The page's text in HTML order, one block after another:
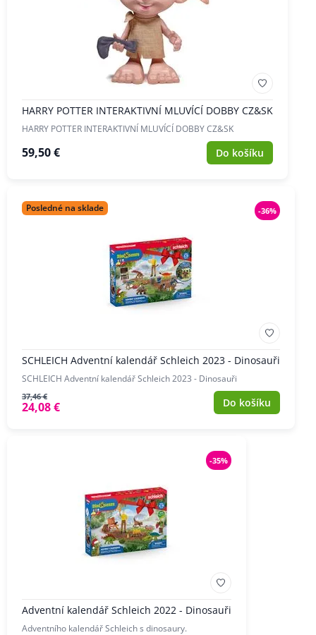
HARRY POTTER INTERAKTIVNÍ MLUVÍCÍ DOBBY CZ&SK
HARRY POTTER INTERAKTIVNÍ MLUVÍCÍ DOBBY CZ&SK
59,50 € Do košíku
Posledné na sklade -36%
SCHLEICH Adventní kalendář Schleich 2023 - Dinosauři
SCHLEICH Adventní kalendář Schleich 2023 - Dinosauři
37,46 €
24,08 € Do košíku
-35%
Adventní kalendář Schleich 2022 - Dinosauři
Adventního kalendář Schleich s dinosaury.